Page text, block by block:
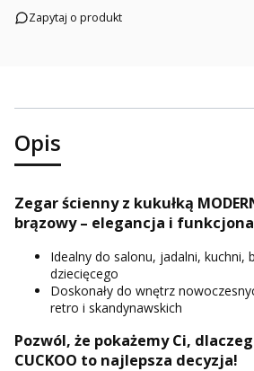
Zapytaj o produkt
Opis
Zegar ścienny z kukułką
brązowy – elegancja i
Idealny do salonu, jadalni, kuchni,
dziecięcego
Doskonały do wnętrz
retro i skandynawskich
Pozwól, że pokażemy Ci,
CUCKOO to najlepsza decyzja!